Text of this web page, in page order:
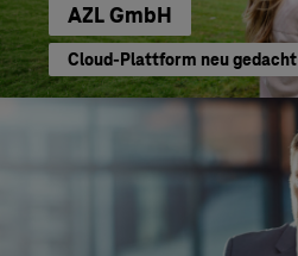
AZL GmbH
Cloud-Plattform neu gedacht